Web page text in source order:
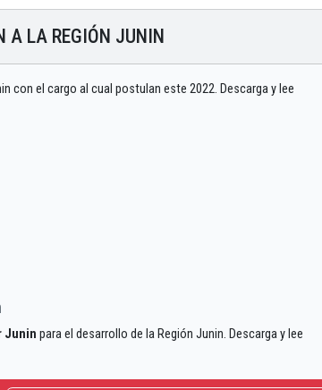
A LA REGIÓN JUNIN
con el cargo al cual postulan este 2022. Descarga y lee
Junin para el desarrollo de la Región Junin. Descarga y lee